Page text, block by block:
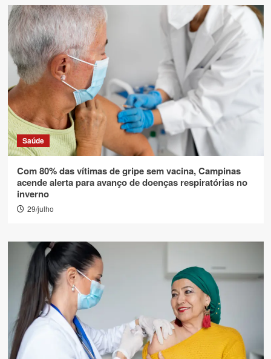
Saúde
Com 80% das vítimas de gripe sem vacina, Campinas
acende alerta para avanço de doenças respiratórias no
inverno
29/julho